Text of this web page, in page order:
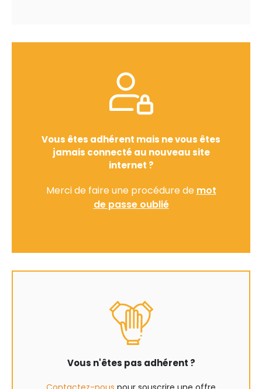
Vous êtes adhérent mais ne vous êtes
jamais connecté au nouveau site
internet ?
Merci de faire une procédure de mot
de passe oublié
Vous n'êtes pas adhérent ?